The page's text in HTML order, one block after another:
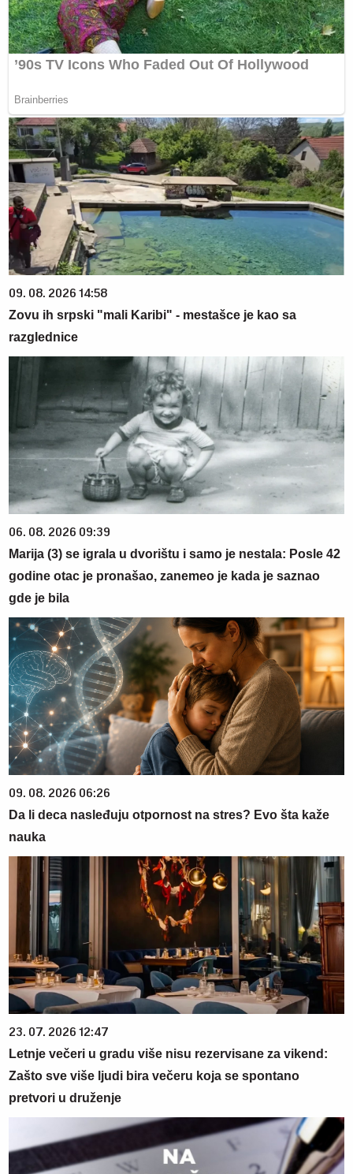
09. 08. 2026 14:58
Zovu ih srpski "mali Karibi" - mestašce je kao sa
razglednice
06. 08. 2026 09:39
Marija (3) se igrala u dvorištu i samo je nestala: Posle 42
godine otac je pronašao, zanemeo je kada je saznao
gde je bila
09. 08. 2026 06:26
Da li deca nasleđuju otpornost na stres? Evo šta kaže
nauka
23. 07. 2026 12:47
Letnje večeri u gradu više nisu rezervisane za vikend:
Zašto sve više ljudi bira večeru koja se spontano
pretvori u druženje